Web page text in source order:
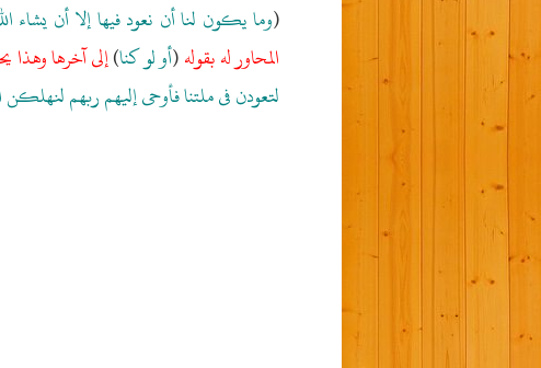
(وما يكون لنا أن نعود فيها إلا أن يشاء
المحاور له بقوله(أو لو كنا)إلى آخرها وهذا
لتعودن فى ملتنا فأوحى إليهم ربهم لنهلكن